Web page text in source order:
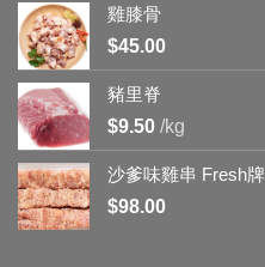
雞膝骨
$45.00
豬里脊
$9.50 /kg
沙爹味雞串 Fresh牌
$98.00